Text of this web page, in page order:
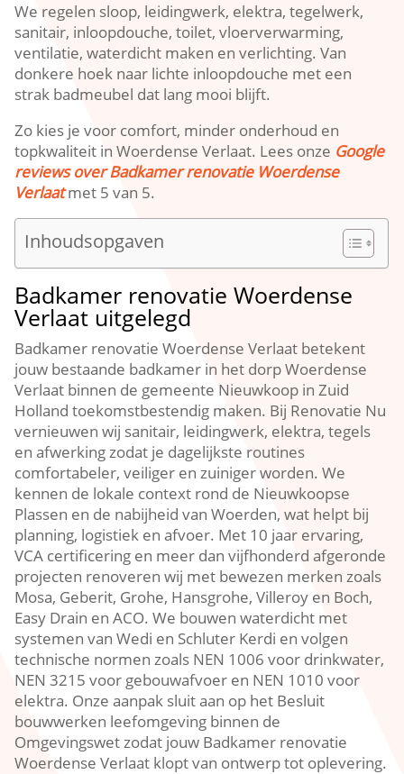
We regelen sloop, leidingwerk, elektra, tegelwerk,
sanitair, inloopdouche, toilet, vloerverwarming,
ventilatie, waterdicht maken en verlichting.​ Van
donkere hoek naar lichte inloopdouche met een
strak badmeubel dat lang mooi blijft.​
Zo kies je voor comfort, minder onderhoud en
topkwaliteit in Woerdense Verlaat.​ Lees onze Google
reviews over Badkamer renovatie Woerdense
Verlaatmet 5 van 5.​
Inhoudsopgaven
Badkamer renovatie Woerdense
Verlaat uitgelegd
Badkamer renovatie Woerdense Verlaat betekent
jouw bestaande badkamer in het dorp Woerdense
Verlaat binnen de gemeente Nieuwkoop in Zuid
Holland toekomstbestendig maken.​ Bij Renovatie Nu
vernieuwen wij sanitair, leidingwerk, elektra, tegels
en afwerking zodat je dagelijkste routines
comfortabeler, veiliger en zuiniger worden.​ We
kennen de lokale context rond de Nieuwkoopse
Plassen en de nabijheid van Woerden, wat helpt bij
planning, logistiek en afvoer.​ Met 10 jaar ervaring,
VCA certificering en meer dan vijfhonderd afgeronde
projecten renoveren wij met bewezen merken zoals
Mosa, Geberit, Grohe, Hansgrohe, Villeroy en Boch,
Easy Drain en ACO.​ We bouwen waterdicht met
systemen van Wedi en Schluter Kerdi en volgen
technische normen zoals NEN 1006 voor drinkwater,
NEN 3215 voor gebouwafvoer en NEN 1010 voor
elektra.​ Onze aanpak sluit aan op het Besluit
bouwwerken leefomgeving binnen de
Omgevingswet zodat jouw Badkamer renovatie
Woerdense Verlaat klopt van ontwerp tot oplevering.​